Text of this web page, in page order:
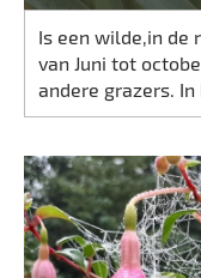
Is een wilde,in de
van Juni tot
andere grazers. In